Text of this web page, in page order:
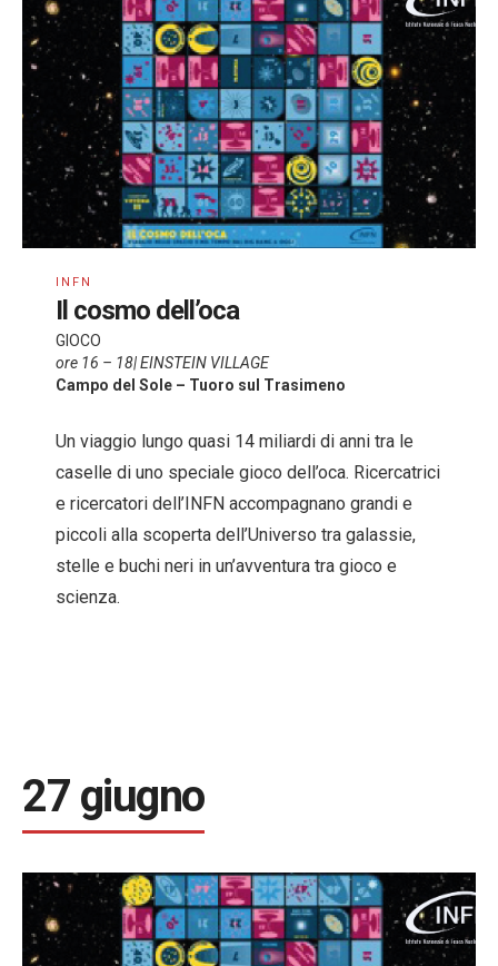
INFN
Il cosmo dell’oca
GIOCO
ore 16 – 18| EINSTEIN VILLAGE
Campo del Sole – Tuoro sul Trasimeno
Un viaggio lungo quasi 14 miliardi di anni tra le
caselle di uno speciale gioco dell’oca. Ricercatrici
e ricercatori dell’INFN accompagnano grandi e
piccoli alla scoperta dell’Universo tra galassie,
stelle e buchi neri in un’avventura tra gioco e
scienza.
27 giugno